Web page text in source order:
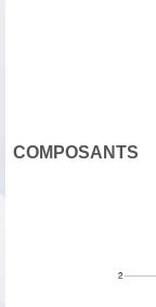
COMPOSANTS